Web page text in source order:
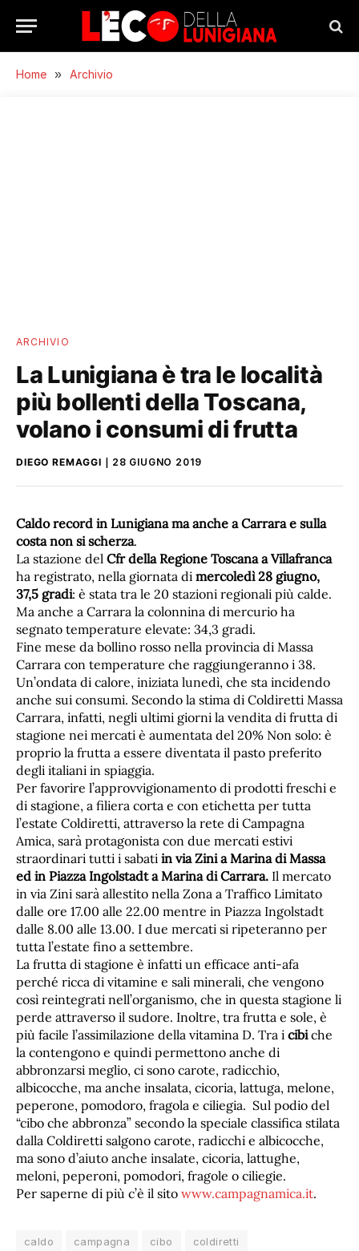
Home » Archivio
ARCHIVIO
La Lunigiana è tra le località
più bollenti della Toscana,
volano i consumi di frutta
DIEGO REMAGGI 28 GIUGNO 2019
Caldo record in Lunigiana ma anche a Carrara e sulla
costa non si scherza.
La stazione del Cfr della Regione Toscana a Villafranca
ha registrato, nella giornata di mercoledì 28 giugno,
37,5 gradi: è stata tra le 20 stazioni regionali più calde.
Ma anche a Carrara la colonnina di mercurio ha
segnato temperature elevate: 34,3 gradi.
Fine mese da bollino rosso nella provincia di Massa
Carrara con temperature che raggiungeranno i 38.
Un’ondata di calore, iniziata lunedì, che sta incidendo
anche sui consumi. Secondo la stima di Coldiretti Massa
Carrara, infatti, negli ultimi giorni la vendita di frutta di
stagione nei mercati è aumentata del 20% Non solo: è
proprio la frutta a essere diventata il pasto preferito
degli italiani in spiaggia.
Per favorire l’approvvigionamento di prodotti freschi e
di stagione, a filiera corta e con etichetta per tutta
l’estate Coldiretti, attraverso la rete di Campagna
Amica, sarà protagonista con due mercati estivi
straordinari tutti i sabati in via Zini a Marina di Massa
ed in Piazza Ingolstadt a Marina di Carrara. Il mercato
in via Zini sarà allestito nella Zona a Traffico Limitato
dalle ore 17.00 alle 22.00 mentre in Piazza Ingolstadt
dalle 8.00 alle 13.00. I due mercati si ripeteranno per
tutta l’estate fino a settembre.
La frutta di stagione è infatti un efficace anti-afa
perché ricca di vitamine e sali minerali, che vengono
così reintegrati nell’organismo, che in questa stagione li
perde attraverso il sudore. Inoltre, tra frutta e sole, è
più facile l’assimilazione della vitamina D. Tra i cibiche
la contengono e quindi permettono anche di
abbronzarsi meglio, ci sono carote, radicchio,
albicocche, ma anche insalata, cicoria, lattuga, melone,
peperone, pomodoro, fragola e ciliegia. Sul podio del
“cibo che abbronza” secondo la speciale classifica stilata
dalla Coldiretti salgono carote, radicchi e albicocche,
ma sono d’aiuto anche insalate, cicoria, lattughe,
meloni, peperoni, pomodori, fragole o ciliegie.
Per saperne di più c’è il sito www.campagnamica.it.
caldo campagna cibo coldiretti